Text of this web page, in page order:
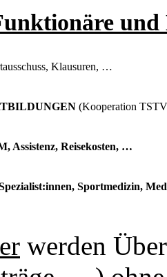
und
Klausuren, …
(Kooperation
Assistenz, Reisekosten, …
Sportmedizin,
werden